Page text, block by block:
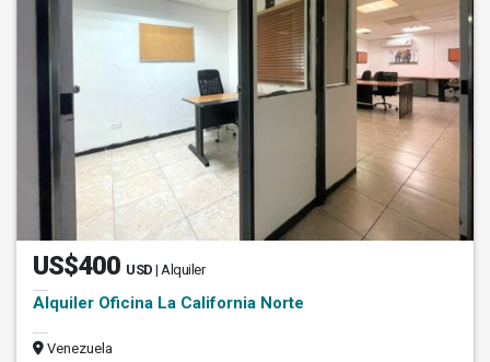
US$400 USD | Alquiler
Alquiler Oficina La California Norte
Venezuela